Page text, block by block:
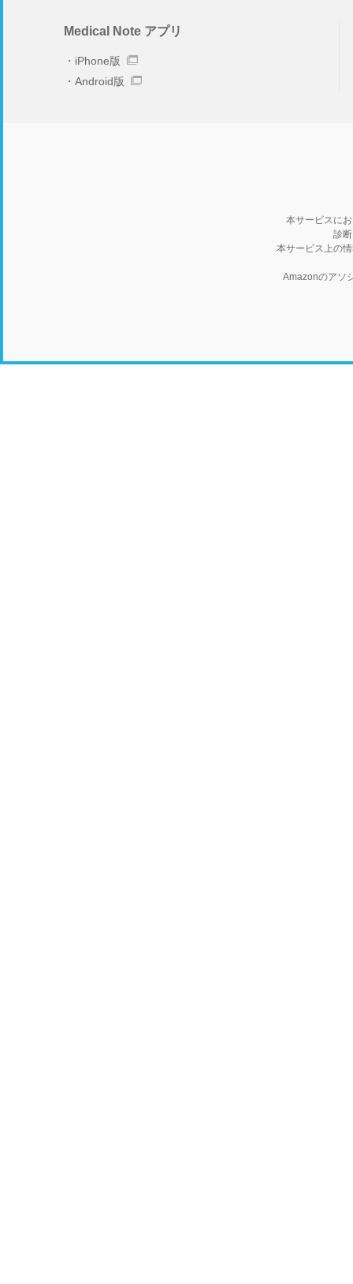
Medical Note アプリ
iPhone版
Android版
本サービスに
診
本サービス上の
Amazonのアソ